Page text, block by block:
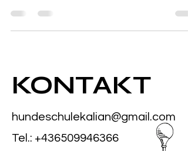
die richtige Methode zu finden, die zu ihrem
Vierbeiner passt. In diesem Beitrag stelle ich
durch Belohnung Positive Verstärkung ist eine
der effektivsten und freundlichst
KONTAKT
hundeschulekalian@gmail.com
Tel.: +436509946366